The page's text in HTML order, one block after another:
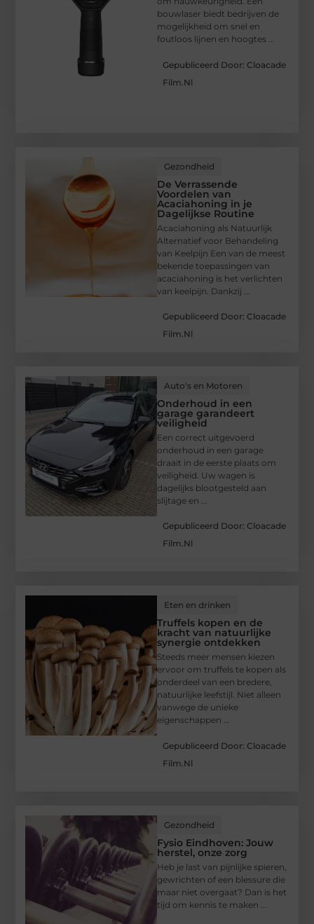
bouwlaser biedt bedrijven de
mogelijkheid om snel en
foutloos lijnen en hoogtes ...
Gepubliceerd Door: Cloacade
Film.nl
Gezondheid
De Verrassende
Voordelen van
Acaciahoning in je
Dagelijkse Routine
Acaciahoning als Natuurlijk
Alternatief voor Behandeling
van Keelpijn Een van de meest
bekende toepassingen van
acaciahoning is het verlichten
van keelpijn. Dankzij ...
Gepubliceerd Door: Cloacade
Film.nl
Auto's en Motoren
Onderhoud in een
garage garandeert
veiligheid
Een correct uitgevoerd
onderhoud in een garage
draait in de eerste plaats om
veiligheid. Uw wagen is
dagelijks blootgesteld aan
slijtage en ...
Gepubliceerd Door: Cloacade
Film.nl
Eten en drinken
Truffels kopen en de
kracht van natuurlijke
synergie ontdekken
Steeds meer mensen kiezen
ervoor om truffels te kopen als
onderdeel van een bredere,
natuurlijke leefstijl. Niet alleen
vanwege de unieke
eigenschappen ...
Gepubliceerd Door: Cloacade
Film.nl
Gezondheid
Fysio Eindhoven: Jouw
herstel, onze zorg
Heb je last van pijnlijke spieren,
gewrichten of een blessure die
maar niet overgaat? Dan is het
tijd om kennis te maken ...